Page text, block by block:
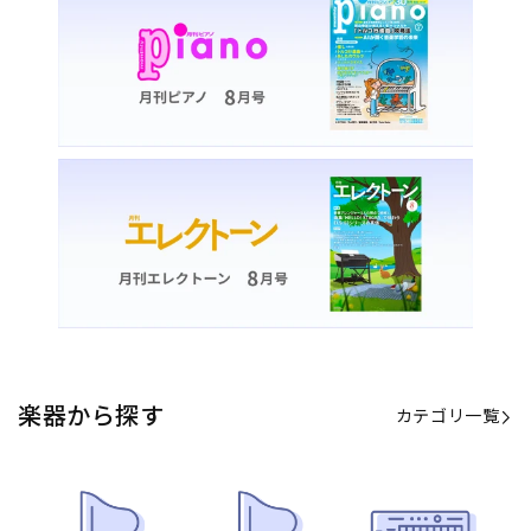
楽器から探す カテゴリ一覧